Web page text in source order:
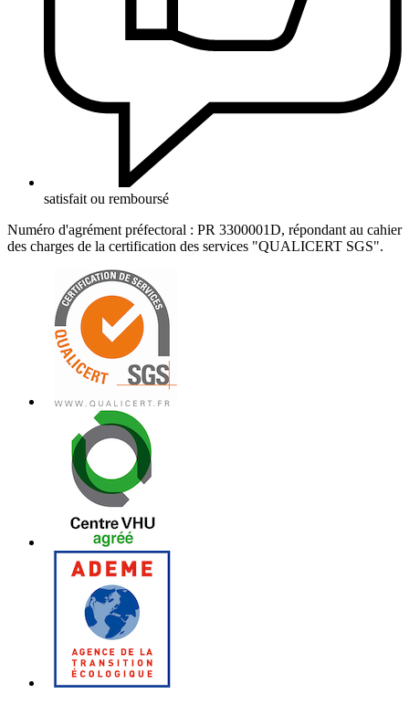
satisfait ou remboursé
Numéro d'agrément préfectoral : PR 3300001D, répondant au cahier
des charges de la certification des services "QUALICERT SGS".